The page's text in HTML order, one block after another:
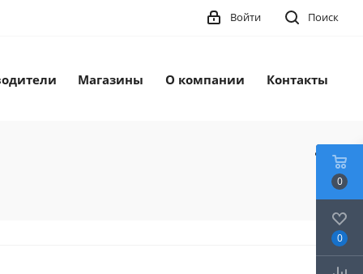
Поиск
Войти
Магазины О компании Контакты
0
0